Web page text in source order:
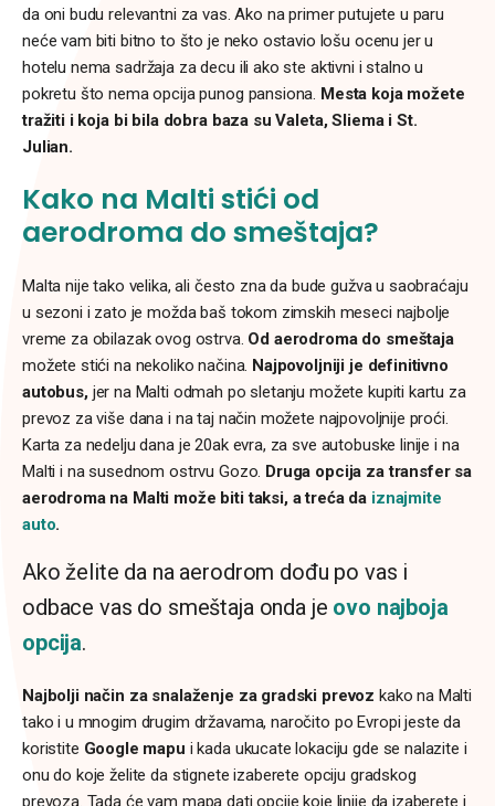
da oni budu relevantni za vas. Ako na primer putujete u paru
neće vam biti bitno to što je neko ostavio lošu ocenu jer u
hotelu nema sadržaja za decu ili ako ste aktivni i stalno u
pokretu što nema opcija punog pansiona. Mesta koja možete
tražiti i koja bi bila dobra baza su Valeta, Sliema i St.
Julian.
Kako na Malti stići od
aerodroma do smeštaja?
Malta nije tako velika, ali često zna da bude gužva u saobraćaju
u sezoni i zato je možda baš tokom zimskih meseci najbolje
vreme za obilazak ovog ostrva. Od aerodroma do smeštaja
možete stići na nekoliko načina. Najpovoljniji je definitivno
autobus,jer na Malti odmah po sletanju možete kupiti kartu za
prevoz za više dana i na taj način možete najpovoljnije proći.
Karta za nedelju dana je 20ak evra, za sve autobuske linije i na
Malti i na susednom ostrvu Gozo. Druga opcija za transfer sa
aerodroma na Malti može biti taksi, a treća da iznajmite
auto.
Ako želite da na aerodrom dođu po vas i
odbace vas do smeštaja onda je ovo najboja
opcija.
Najbolji način za snalaženje za gradski prevoz kako na Malti
tako i u mnogim drugim državama, naročito po Evropi jeste da
koristite Google mapu i kada ukucate lokaciju gde se nalazite i
onu do koje želite da stignete izaberete opciju gradskog
prevoza. Tada će vam mapa dati opcije koje linije da izaberete i